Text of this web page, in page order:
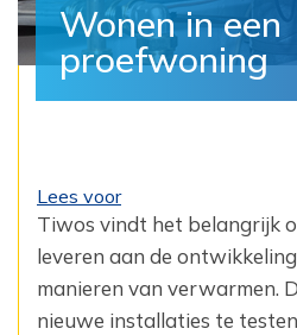
Wonen in een
proefwoning
Lees voor
Tiwos vindt het belangrijk
leveren aan de
manieren van verwarmen.
nieuwe installaties te